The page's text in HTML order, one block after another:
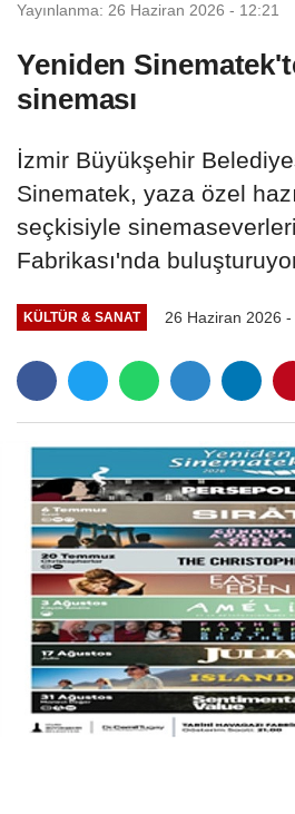
Yayınlanma: 26 Haziran 2026 - 12:21
Yeniden
sineması
İzmir Büyükşehir
Sinematek, yaza özel
seçkisiyle
Fabrikası'nda
KÜLTÜR & SANAT 26 Haziran 2026 -